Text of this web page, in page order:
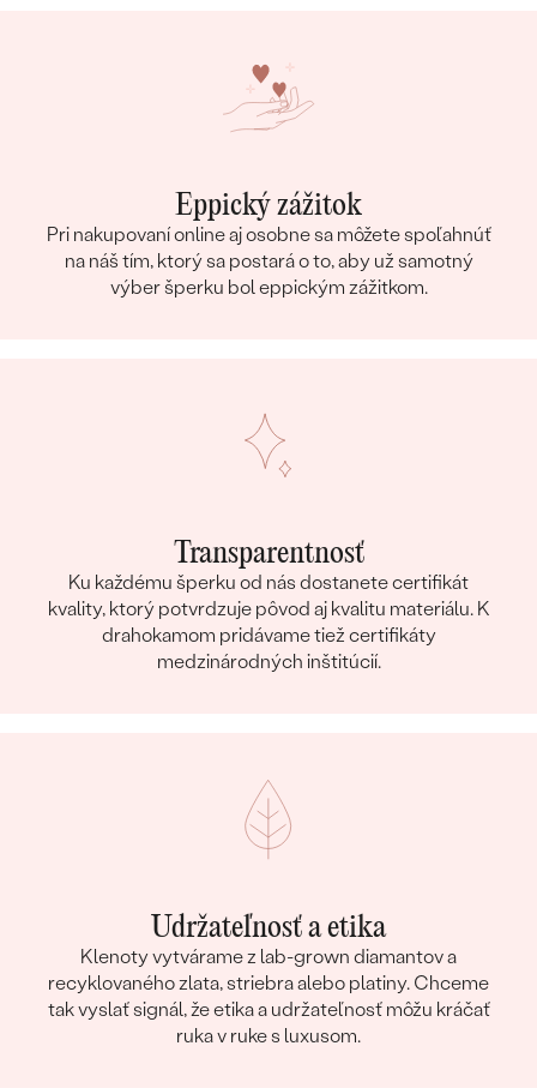
Eppický zážitok
Pri nakupovaní online aj osobne sa môžete spoľahnúť
na náš tím, ktorý sa postará o to, aby už samotný
výber šperku bol eppickým zážitkom.
Transparentnosť
Ku každému šperku od nás dostanete certifikát
kvality, ktorý potvrdzuje pôvod aj kvalitu materiálu. K
drahokamom pridávame tiež certifikáty
medzinárodných inštitúcií.
Udržateľnosť a etika
Klenoty vytvárame z lab-grown diamantov a
recyklovaného zlata, striebra alebo platiny. Chceme
tak vyslať signál, že etika a udržateľnosť môžu kráčať
ruka v ruke s luxusom.